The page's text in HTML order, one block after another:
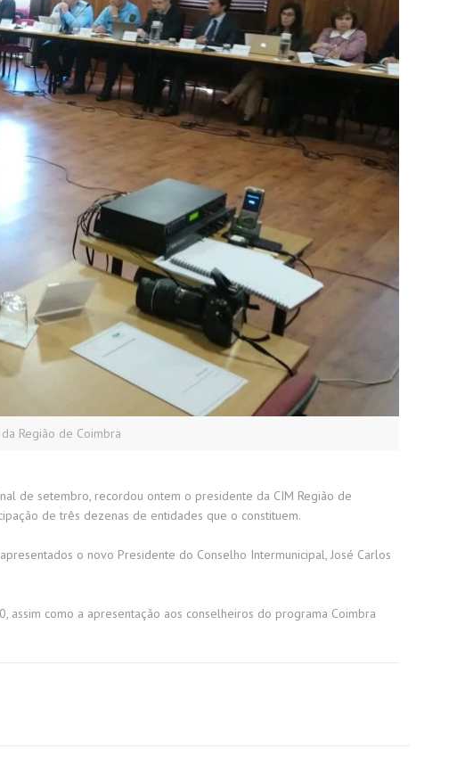
Região de Coimbra
de setembro, recordou ontem o presidente da CIM Região de
de três dezenas de entidades que o constituem.
o novo Presidente do Conselho Intermunicipal, José Carlos
como a apresentação aos conselheiros do programa Coimbra